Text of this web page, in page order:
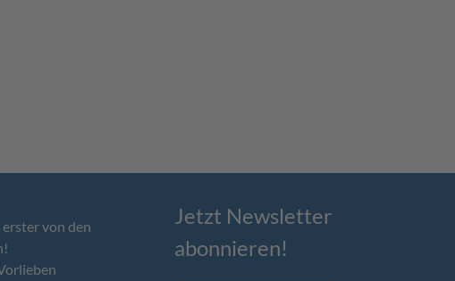
erster von den
Jetzt Newsletter
abonnieren!